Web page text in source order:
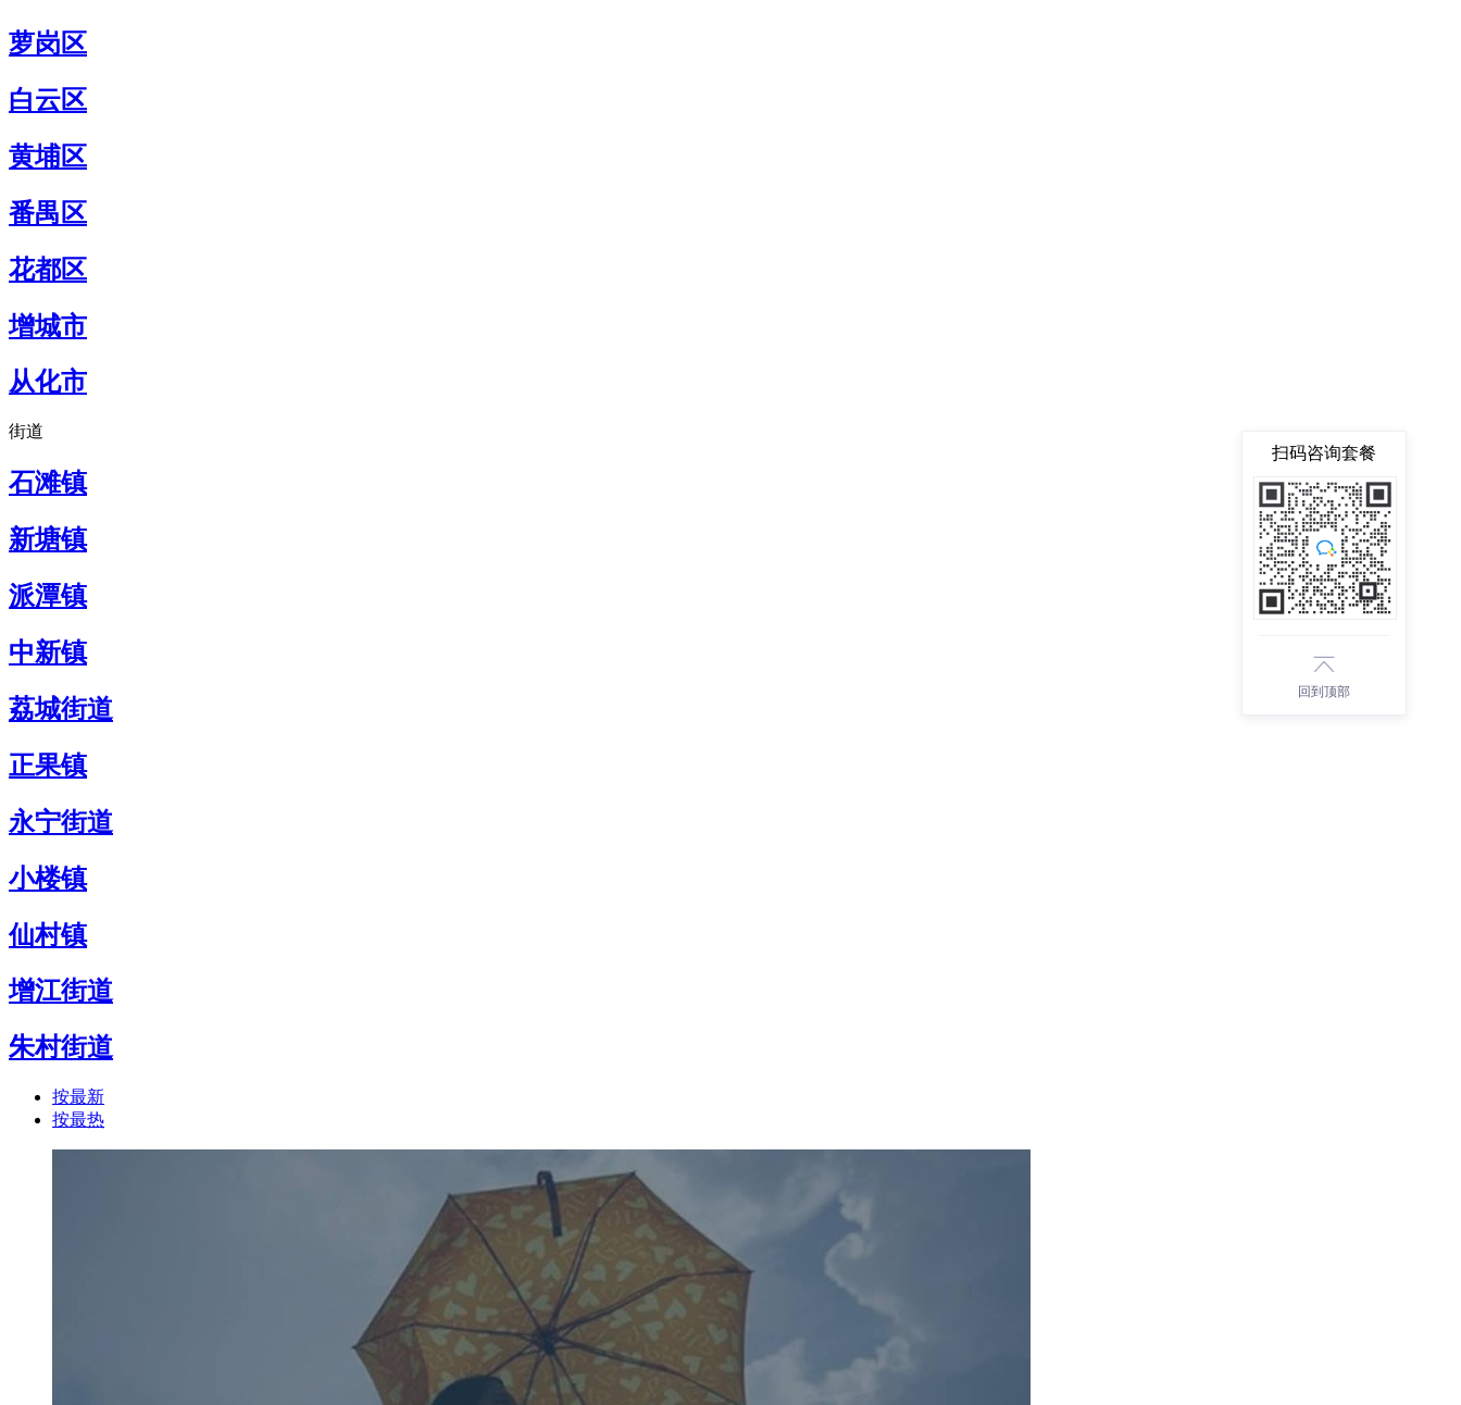
萝岗区
白云区
黄埔区
番禺区
花都区
增城市
从化市
街道
石滩镇
新塘镇
派潭镇
中新镇
荔城街道
正果镇
永宁街道
小楼镇
仙村镇
增江街道
朱村街道
按最新
按最热
扫码咨询套餐
回到顶部